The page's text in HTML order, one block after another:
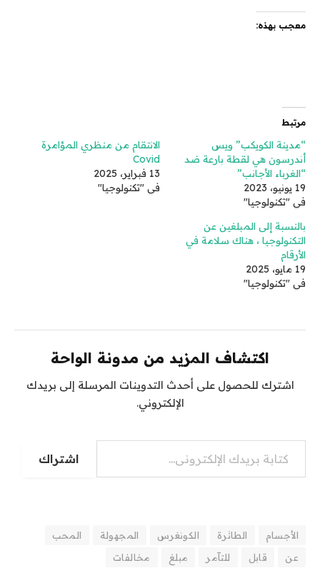
معجب بهذه:
مرتبط
“مدينة الكويكب” ويس
أندرسون هي لقطة بارعة ضد
“الغرباء الأجانب”
19 يونيو، 2023
في "تكنولوجيا"
الانتقام من منظري المؤامرة
Covid
13 فبراير، 2025
في "تكنولوجيا"
بالنسبة إلى المبلغين عن
التكنولوجيا ، هناك سلامة في
الأرقام
19 مايو، 2025
في "تكنولوجيا"
اكتشاف المزيد من مدونة الواحة
اشترك للحصول على أحدث التدوينات المرسلة إلى بريدك
الإلكتروني.
كتابة بريدك الإلكتروني...
اشتراك
الأجسام الطائرة الكونغرس المجهولة
المحب
عن
قابل للتآمر مبلغ مخالفات